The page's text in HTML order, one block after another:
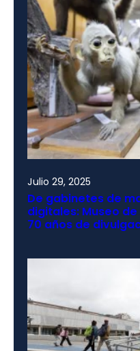
Julio 29, 2025
De gabinetes de
digitales: Museo
70 años de